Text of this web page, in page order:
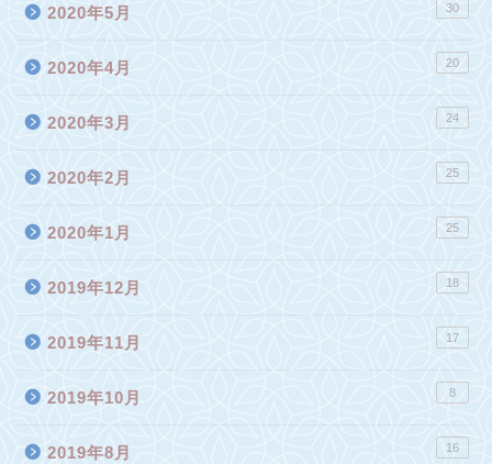
2020年5月 30
2020年4月 20
2020年3月 24
2020年2月 25
2020年1月 25
2019年12月 18
2019年11月 17
2019年10月 8
2019年8月 16